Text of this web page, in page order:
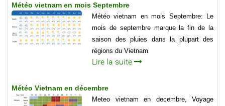
Météo vietnam en mois Septembre
Météo vietnam en mois Septembre: Le
mois de septembre marque la fin de la
saison des pluies dans la plupart des
régions du Vietnam
Lire la suite
Météo Vietnam en décembre
Meteo vietnam en decembre, Voyage